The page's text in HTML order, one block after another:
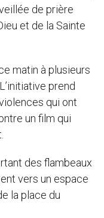
de prière
et de la Sainte
matin à plusieurs
prend
qui ont
un film qui
des flambeaux
vers un espace
la place du